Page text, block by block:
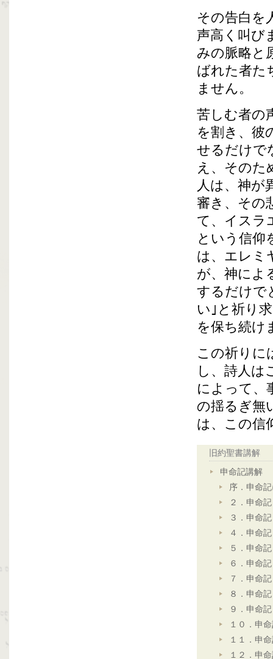
その告白を
声高く叫び
みの脈略と
ばれた者た
ません。
苦しむ者の
を割き、彼
せるだけで
え、そのた
人は、神が
審き、その
て、イスラ
という信仰
は、エレミ
が、神によ
するだけで
い｣と祈り
を保ち続け
この祈りに
し、詩人は
によって、
の揺るぎ無
は、この信
旧約聖書講解
申命記講解
序．申命
２．申命
３．申命
４．申命
５．申命
６．申命
７．申命
８．申命
９．申命
１０．申
１１．申
１２．申